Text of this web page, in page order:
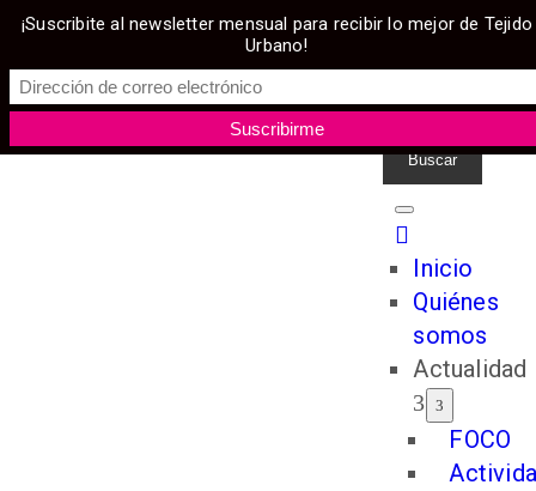
Inicio
Quiénes
somos
Actualidad
FOCO
¡Suscribite al newsletter mensual para recibir lo mejor de Tejido
Urbano!